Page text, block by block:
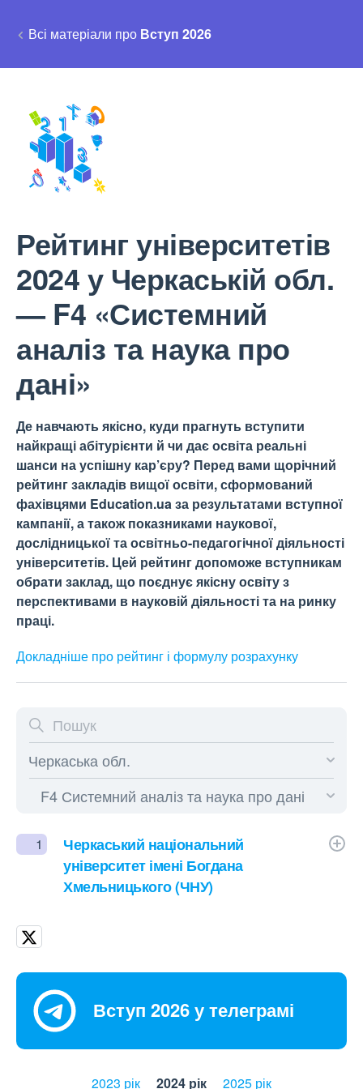
Всі матеріали про Вступ 2026
Рейтинг університетів
2024 у Черкаській обл.
— F4 «Системний
аналіз та наука про
дані»
Де навчають якісно, куди прагнуть вступити
найкращі абітурієнти й чи дає освіта реальні
шанси на успішну кар’єру? Перед вами щорічний
рейтинг закладів вищої освіти, сформований
фахівцями Education.ua за результатами вступної
кампанії, а також показниками наукової,
дослідницької та освітньо-педагогічної діяльності
університетів. Цей рейтинг допоможе вступникам
обрати заклад, що поєднує якісну освіту з
перспективами в науковій діяльності та на ринку
праці.
Докладніше про рейтинг і формулу розрахунку
1
Черкаський національний
університет імені Богдана
Хмельницького (ЧНУ)
Вступ 2026 у телеграмі
2023 рік 2024 рік 2025 рік